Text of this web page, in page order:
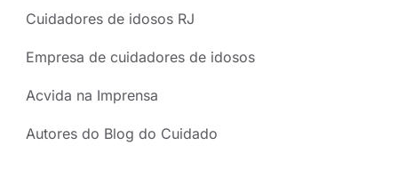
Cuidadores de idosos RJ
Empresa de cuidadores de idosos
Acvida na Imprensa
Autores do Blog do Cuidado